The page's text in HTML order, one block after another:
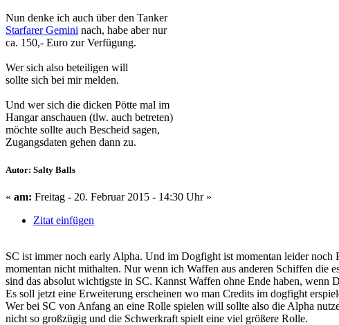
Nun denke ich auch über den Tanker
Starfarer Gemini nach, habe aber nur
ca. 150,- Euro zur Verfügung.
Wer sich also beteiligen will
sollte sich bei mir melden.
Und wer sich die dicken Pötte mal im
Hangar anschauen (tlw. auch betreten)
möchte sollte auch Bescheid sagen,
Zugangsdaten gehen dann zu.
Autor: Salty Balls
« am: Freitag - 20. Februar 2015 - 14:30 Uhr »
Zitat einfügen
SC ist immer noch early Alpha. Und im Dogfight ist momentan leider
momentan nicht mithalten. Nur wenn ich Waffen aus anderen Schiffen die
sind das absolut wichtigste in SC. Kannst Waffen ohne Ende haben, wenn
Es soll jetzt eine Erweiterung erscheinen wo man Credits im dogfight
Wer bei SC von Anfang an eine Rolle spielen will sollte also die Alpha
nicht so großzügig und die Schwerkraft spielt eine viel größere Rolle.